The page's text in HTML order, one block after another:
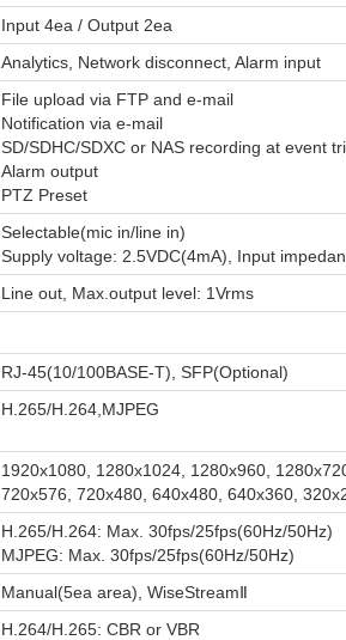
Input 4ea / Output 2ea
Analytics, Network disconnect, Alarm input
File upload via FTP and e-mail
Notification via e-mail
SD/SDHC/SDXC or NAS recording at event
Alarm output
PTZ Preset
Selectable(mic in/line in)
Supply voltage: 2.5VDC(4mA), Input
Line out, Max.output level: 1Vrms
RJ-45(10/100BASE-T), SFP(Optional)
H.265/H.264,MJPEG
1920x1080, 1280x1024, 1280x960,
720x576, 720x480, 640x480, 640x360,
H.265/H.264: Max. 30fps/25fps(60Hz/50Hz)
MJPEG: Max. 30fps/25fps(60Hz/50Hz)
Manual(5ea area), WiseStreamⅡ
H.264/H.265: CBR or VBR